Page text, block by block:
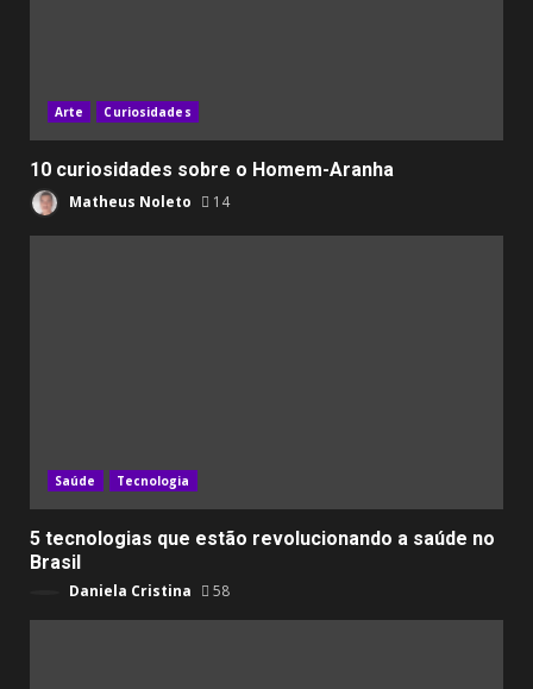
Arte Curiosidades
10 curiosidades sobre o Homem-Aranha
Matheus Noleto 14
Saúde Tecnologia
5 tecnologias que estão revolucionando a saúde no
Brasil
Daniela Cristina 58